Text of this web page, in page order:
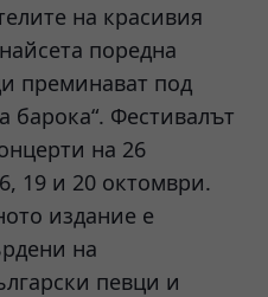
на красивия
поредна
преминават под
барока“. Фестивалът
на 26
19 и 20 октомври.
издание е
на
певци и